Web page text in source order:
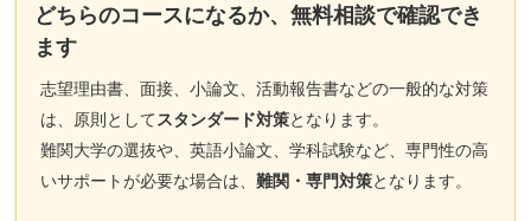
どちらのコースになるか、無料相談で確認でき
ます
志望理由書、面接、小論文、活動報告書などの一般的な対策
は、原則としてスタンダード対策となります。
難関大学の選抜や、英語小論文、学科試験など、専門性の高
いサポートが必要な場合は、難関・専門対策となります。